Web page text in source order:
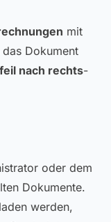
mit
Dokument
nach rechts-
oder dem
Dokumente.
werden,